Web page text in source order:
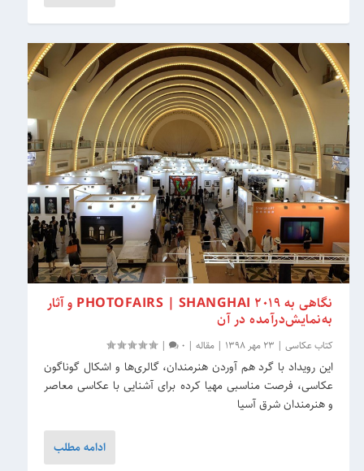
نگاهی به PHOTOFAIRS | SHANGHAI 2019 و آثار
به‌نمایش‌درآمده در آن
کتاب عکاسی | 23 مهر 1398 |مقاله |
0
|
این رویداد با گرد هم آوردن هنرمندان، گالری‌ها و اشکال گوناگون
عکاسی، فرصت مناسبی مهیا کرده برای آشنایی با عکاسی معاصر
و هنرمندان شرق آسیا
ادامه مطلب